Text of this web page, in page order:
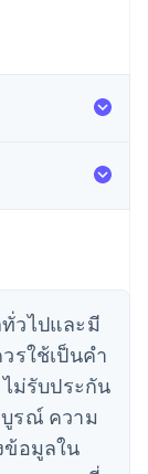
วไปและมี
รใช้เป็นคํา
ม่รับประกัน
รณ์ ความ
ข้อมูลใน